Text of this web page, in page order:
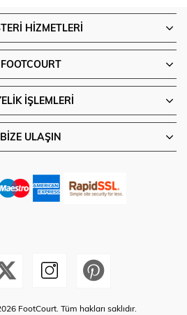
HIZMETLERI
FOOTCOURT
İŞLEMLERI
BIZE ULAŞIN
FootCourt. Tüm hakları saklıdır.